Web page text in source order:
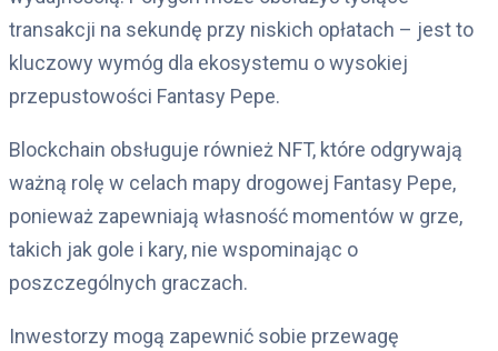
transakcji na sekundę przy niskich opłatach – jest to
kluczowy wymóg dla ekosystemu o wysokiej
przepustowości Fantasy Pepe.
Blockchain obsługuje również NFT, które odgrywają
ważną rolę w celach mapy drogowej Fantasy Pepe,
ponieważ zapewniają własność momentów w grze,
takich jak gole i kary, nie wspominając o
poszczególnych graczach.
Inwestorzy mogą zapewnić sobie przewagę